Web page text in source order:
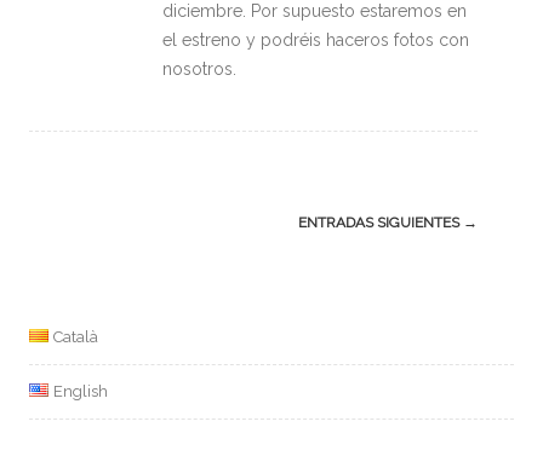
diciembre. Por supuesto estaremos en
el estreno y podréis haceros fotos con
nosotros.
ENTRADAS SIGUIENTES →
Català
English